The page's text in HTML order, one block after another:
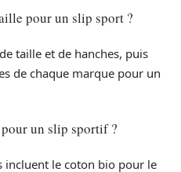
pour un slip sport ?
taille et de hanches, puis
de chaque marque pour un
un slip sportif ?
incluent le coton bio pour le